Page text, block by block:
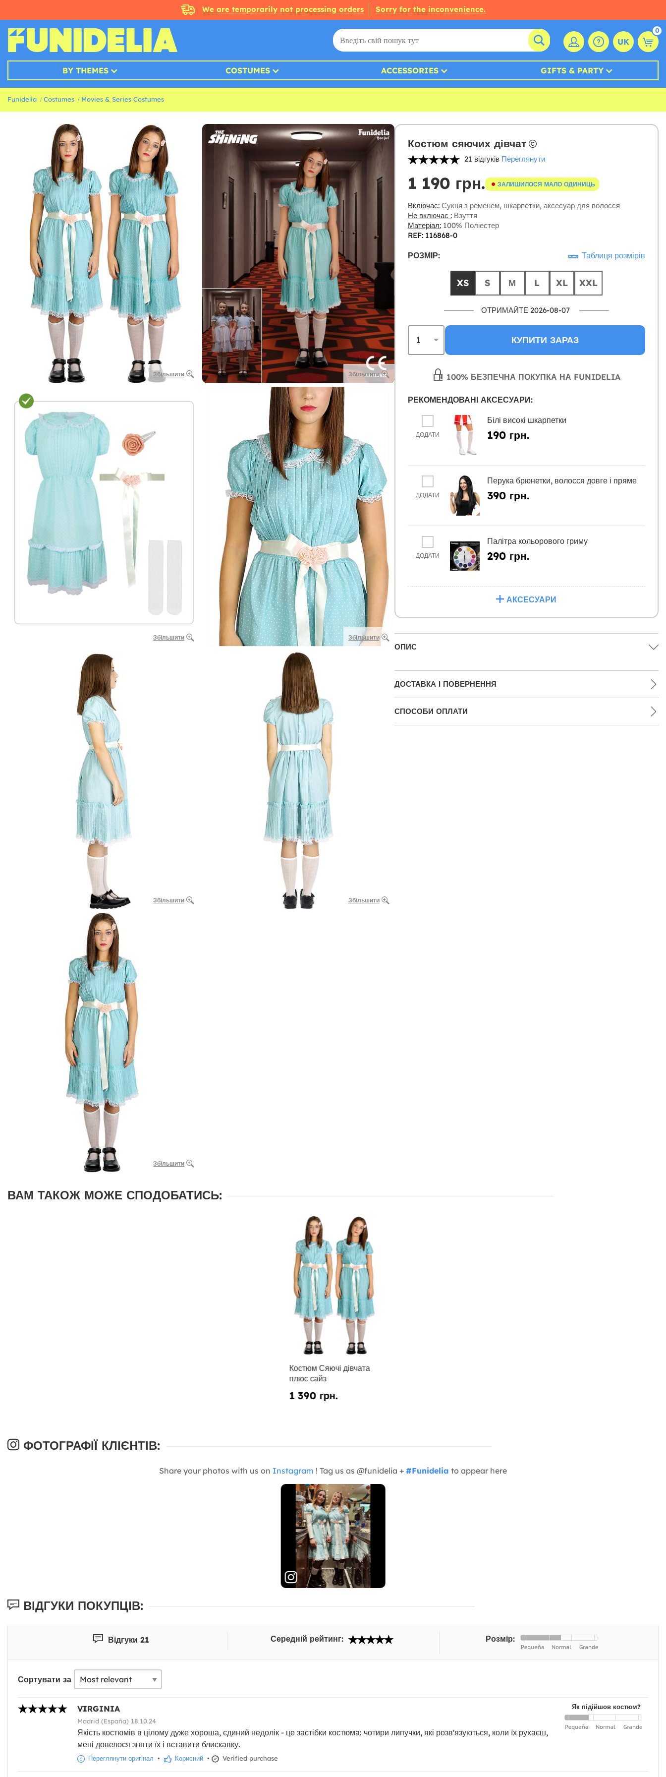
We are temporarily not processing orders Sorry for the inconvenience.
UK
0
BY THEMES COSTUMES ACCESSORIES GIFTS & PARTY
Funidelia Costumes Movies & Series Costumes
Збільшити Збільшити
Збільшити Збільшити
Збільшити Збільшити
Збільшити
Костюм сяючих дівчат
21 відгуків Переглянути
1 190 грн. ЗАЛИШИЛОСЯ МАЛО ОДИНИЦЬ
Включає:Сукня з ременем, шкарпетки, аксесуар для волосся
Не включає :Взуття
Матеріал:100% Поліестер
REF: 116868-0
РОЗМІР: Таблиця розмірів
XS S М L XL XXL
ОТРИМАЙТЕ 2026-08-07
КУПИТИ ЗАРАЗ
100% БЕЗПЕЧНА ПОКУПКА НА FUNIDELIA
РЕКОМЕНДОВАНІ АКСЕСУАРИ:
ДОДАТИ
Білі високі шкарпетки
190 грн.
ДОДАТИ
Перука брюнетки, волосся довге і пряме
390 грн.
ДОДАТИ
Палітра кольорового гриму
290 грн.
АКСЕСУАРИ
ОПИС
ДОСТАВКА І ПОВЕРНЕННЯ
СПОСОБИ ОПЛАТИ
ВАМ ТАКОЖ МОЖЕ СПОДОБАТИСЬ:
Костюм Сяючі дівчата
плюс сайз
1 390 грн.
ФОТОГРАФІЇ КЛІЄНТІВ:
Share your photos with us on Instagram ! Tag us as @funidelia + #Funidelia to appear here
ВІДГУКИ ПОКУПЦІВ:
Відгуки 21 Середній рейтинг: Розмір:
Сортувати за
Як підійшов костюм?
VIRGINIA
Madrid (España) 18.10.24
Якість костюмів в цілому дуже хороша, єдиний недолік - це застібки костюма: чотири липучки, які розв'язуються, коли їх рухаєш,
мені довелося зняти їх і вставити блискавку.
Переглянути оригінал • Корисний • Verified purchase